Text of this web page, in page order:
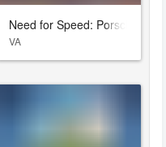
Need for Speed: Porsche
VA